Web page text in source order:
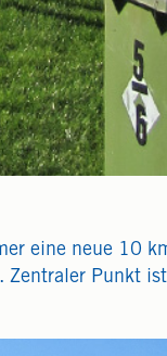
eine neue 10
Zentraler Punkt